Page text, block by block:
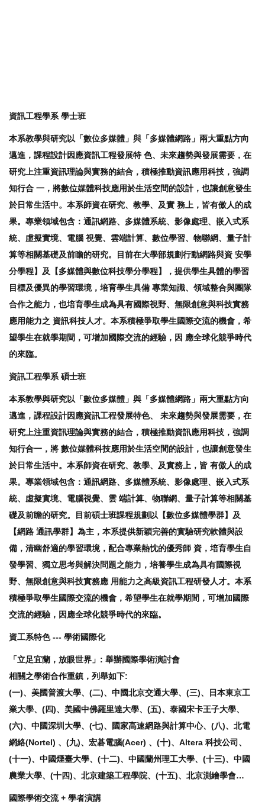
資訊工程學系 學士班
本系教學與研究以「數位多媒體」與「多媒體網路」兩大重點方向
邁進，課程設計因應資訊工程發展特 色、未來趨勢與發展需要，在
研究上注重資訊理論與實務的結合，積極推動資訊應用科技，強調
知行合 一，將數位媒體科技應用於生活空間的設計，也讓創意發生
於日常生活中。本系師資在研究、教學、及實 務上，皆有傲人的成
果。專業領域包含：通訊網路、多媒體系統、影像處理、嵌入式系
統、虛擬實境、電腦 視覺、雲端計算、數位學習、物聯網、量子計
算等相關基礎及前瞻的研究。目前在大學部規劃行動網路與資 安學
分學程】及【多媒體與數位科技學分學程】，提供學生具體的學習
目標及優異的學習環境，培育學生具備 專業知識、領域整合與團隊
合作之能力，也培育學生成為具有國際視野、無限創意與科技實務
應用能力之 資訊科技人才。本系積極爭取學生國際交流的機會，希
望學生在就學期間，可增加國際交流的經驗，因 應全球化競爭時代
的來臨。
資訊工程學系 碩士班
本系教學與研究以「數位多媒體」與「多媒體網路」兩大重點方向
邁進，課程設計因應資訊工程發展特色、 未來趨勢與發展需要，在
研究上注重資訊理論與實務的結合，積極推動資訊應用科技，強調
知行合一，將 數位媒體科技應用於生活空間的設計，也讓創意發生
於日常生活中。本系師資在研究、教學、及實務上，皆 有傲人的成
果。專業領域包含：通訊網路、多媒體系統、影像處理、嵌入式系
統、虛擬實境、電腦視覺、雲 端計算、物聯網、量子計算等相關基
礎及前瞻的研究。目前碩士班課程規劃以【數位多媒體學群】及
【網路 通訊學群】為主，本系提供新穎完善的實驗研究軟體與設
備，清幽舒適的學習環境，配合專業熱忱的優秀師 資，培育學生自
發學習、獨立思考與解決問題之能力，培養學生成為具有國際視
野、無限創意與科技實務應 用能力之高級資訊工程研發人才。本系
積極爭取學生國際交流的機會，希望學生在就學期間，可增加國際
交流的經驗，因應全球化競爭時代的來臨。
資工系特色 --- 學術國際化
「立足宜蘭，放眼世界」: 舉辦國際學術演討會
相關之學術合作重鎮，列舉如下:
(一)、美國普渡大學、(二)、中國北京交通大學、(三)、日本東京工
業大學、(四)、美國中佛羅里達大學、(五)、泰國宋卡王子大學、
(六)、中國深圳大學、(七)、國家高速網路與計算中心、(八)、北電
網絡(Nortel) 、(九)、宏碁電腦(Acer) 、(十)、Altera 科技公司、
(十一)、中國煙臺大學、(十二)、中國蘭州理工大學、(十三)、中國
農業大學、(十四)、北京建築工程學院、(十五)、北京測繪學會…
國際學術交流 + 學者演講